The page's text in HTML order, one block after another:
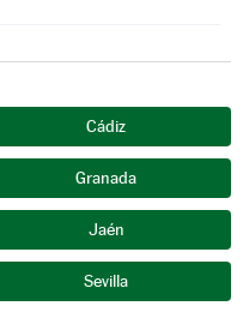
Cádiz
Granada
Jaén
Sevilla